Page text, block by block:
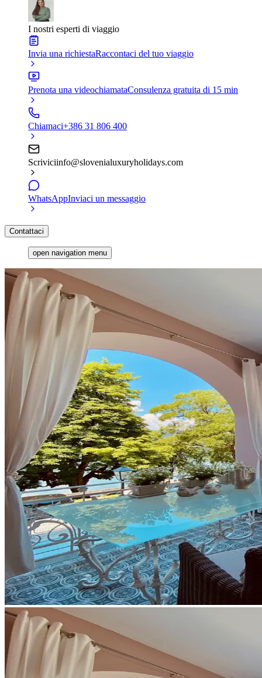
I nostri esperti di viaggio
Invia una richiestaRaccontaci del tuo viaggio
Prenota una videochiamataConsulenza gratuita di 15 min
Chiamaci+386 31 806 400
Scriviciinfo@slovenialuxuryholidays.com
WhatsAppInviaci un messaggio
Contattaci
open navigation menu